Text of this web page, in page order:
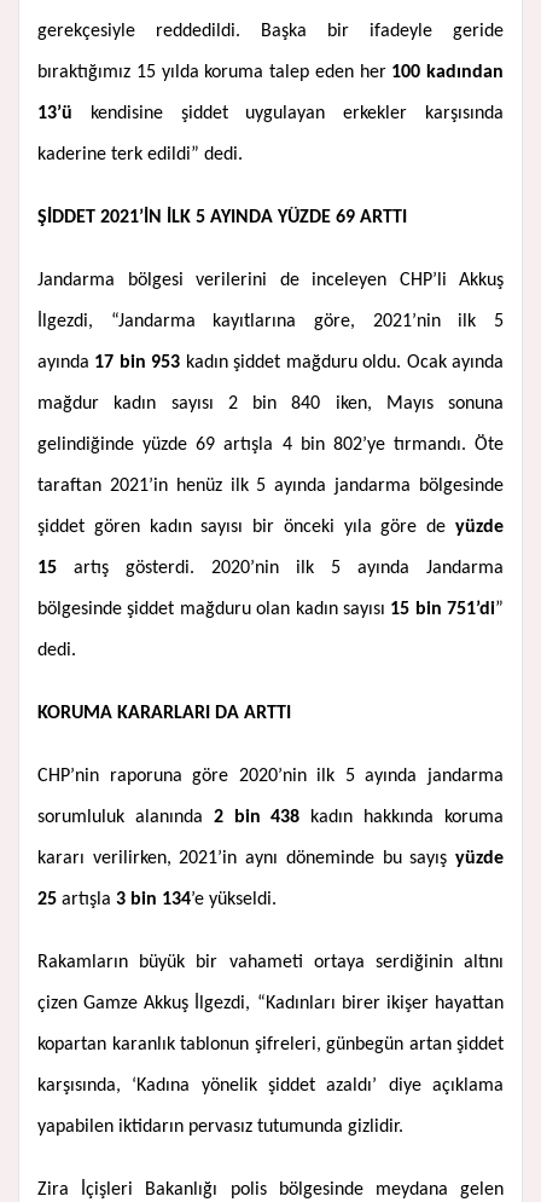
gerekçesiyle reddedildi. Başka bir ifadeyle geride
bıraktığımız 15 yılda koruma talep eden her 100 kadından
13’ü kendisine şiddet uygulayan erkekler karşısında
kaderine terk edildi” dedi.
ŞİDDET 2021’İN İLK 5 AYINDA YÜZDE 69 ARTTI
Jandarma bölgesi verilerini de inceleyen CHP’li Akkuş
İlgezdi, “Jandarma kayıtlarına göre, 2021’nin ilk 5
ayında 17 bin 953 kadın şiddet mağduru oldu. Ocak ayında
mağdur kadın sayısı 2 bin 840 iken, Mayıs sonuna
gelindiğinde yüzde 69 artışla 4 bin 802’ye tırmandı. Öte
taraftan 2021’in henüz ilk 5 ayında jandarma bölgesinde
şiddet gören kadın sayısı bir önceki yıla göre de yüzde
15 artış gösterdi. 2020’nin ilk 5 ayında Jandarma
bölgesinde şiddet mağduru olan kadın sayısı 15 bin 751’di”
dedi.
KORUMA KARARLARI DA ARTTI
CHP’nin raporuna göre 2020’nin ilk 5 ayında jandarma
sorumluluk alanında 2 bin 438 kadın hakkında koruma
kararı verilirken, 2021’in aynı döneminde bu sayış yüzde
25 artışla 3 bin 134’e yükseldi.
Rakamların büyük bir vahameti ortaya serdiğinin altını
çizen Gamze Akkuş İlgezdi, “Kadınları birer ikişer hayattan
kopartan karanlık tablonun şifreleri, günbegün artan şiddet
karşısında, ‘Kadına yönelik şiddet azaldı’ diye açıklama
yapabilen iktidarın pervasız tutumunda gizlidir.
Zira İçişleri Bakanlığı polis bölgesinde meydana gelen